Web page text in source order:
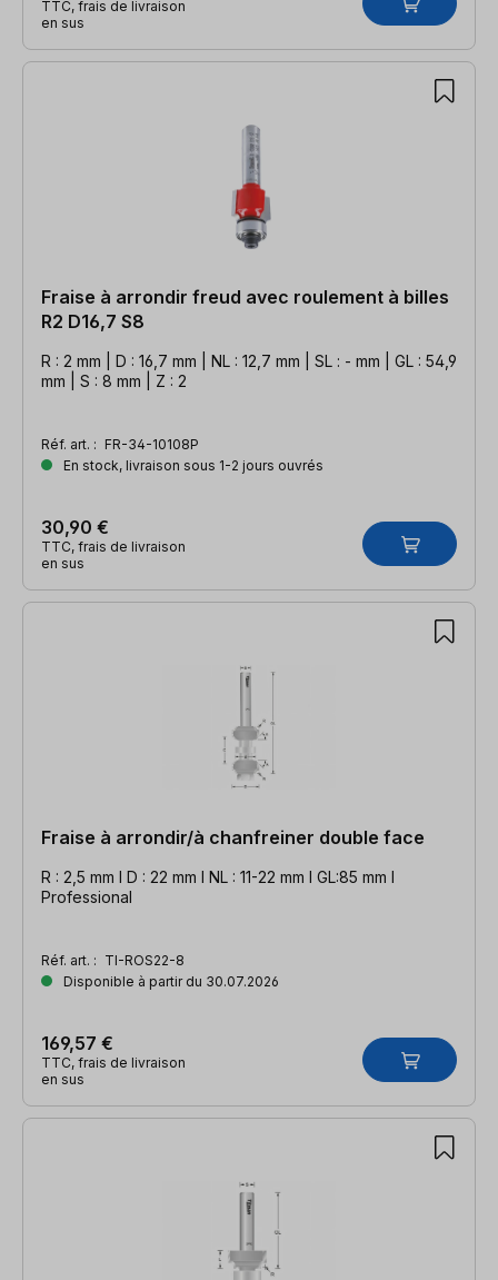
TTC, frais de livraison
en sus
Fraise à arrondir freud avec roulement à billes
R2 D16,7 S8
R : 2 mm | D : 16,7 mm | NL : 12,7 mm | SL : - mm | GL : 54,9
mm | S : 8 mm | Z : 2
Réf. art. : FR-34-10108P
En stock, livraison sous 1-2 jours ouvrés
30,90 €
TTC, frais de livraison
en sus
Fraise à arrondir/à chanfreiner double face
R : 2,5 mm l D : 22 mm l NL : 11-22 mm l GL:85 mm l
Professional
Réf. art. : TI-ROS22-8
Disponible à partir du 30.07.2026
169,57 €
TTC, frais de livraison
en sus